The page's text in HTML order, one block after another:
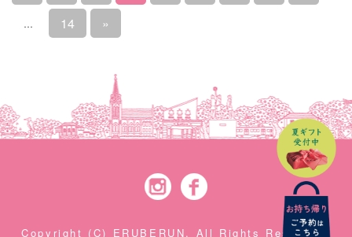
… 14 »
Copyright (C) ERUBERUN. All Rights Reserved.